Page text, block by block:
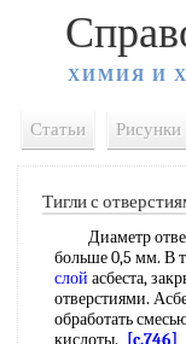
ХИМИЯ И
Статьи Рисунки
Тигли с
Диаметр
больше 0,5 мм. В
слой асбеста,
отверстиями.
обработать
кислоты.
[c.746]